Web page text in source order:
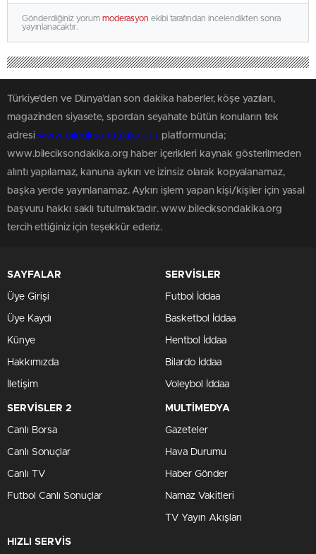
Gönderdiğiniz yorum moderasyon ekibi tarafından incelendikten sonra
yayınlanacaktır.
Türkiye'den ve Dünya’dan son dakika haberler, köşe yazıları,
magazinden siyasete, spordan seyahate bütün konuların tek
adresiwww.bileciksondakika.org platformunda;
www.bileciksondakika.org haber içerikleri kaynak gösterilmeden
alıntı yapılamaz, kanuna aykırı ve izinsiz olarak kopyalanamaz,
başka yerde yayınlanamaz. Aykırı işlem yapan kişi/kişiler için yasal
başvuru hakkı saklı tutulmaktadır. www.bileciksondakika.org
tercih ettiğiniz için teşekkür ederiz.
SAYFALAR
Üye Girişi
Üye Kaydı
Künye
Hakkımızda
İletişim
SERVİSLER
Futbol İddaa
Basketbol İddaa
Hentbol İddaa
Bilardo İddaa
Voleybol İddaa
SERVİSLER 2
Canlı Borsa
Canlı Sonuçlar
Canlı TV
Futbol Canlı Sonuçlar
MULTİMEDYA
Gazeteler
Hava Durumu
Haber Gönder
Namaz Vakitleri
TV Yayın Akışları
HIZLI SERVİS